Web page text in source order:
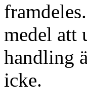
medel att
handling
icke.